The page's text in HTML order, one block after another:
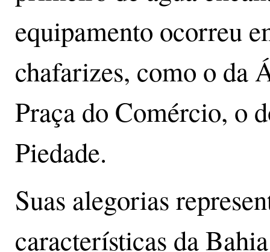
equipamento ocorreu
chafarizes, como o da
Praça do Comércio, o
Piedade.
Suas alegorias
características da